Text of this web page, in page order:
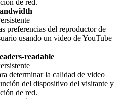
de red.
preferencias del reproductor de
usando un video de YouTube
readable
determinar la calidad de video
del dispositivo del visitante y
de red.